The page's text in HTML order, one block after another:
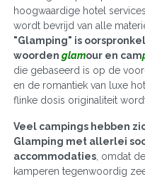
hoogwaardige hotel
wordt bevrijd van alle
"Glamping" is
woorden glamour en cam
die gebaseerd is op de
en de romantiek van luxe
flinke dosis originaliteit
Veel campings hebben
Glamping met allerlei
accommodaties , omdat
kamperen tegenwoordig